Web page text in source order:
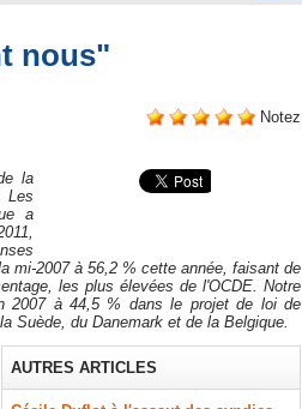
nous"
Notez
la
Les
a
mi-2007 à 56,2 % cette année, faisant de
les plus élevées de l'OCDE. Notre
2007 à 44,5 % dans le projet de loi de
Suède, du Danemark et de la Belgique.
AUTRES ARTICLES